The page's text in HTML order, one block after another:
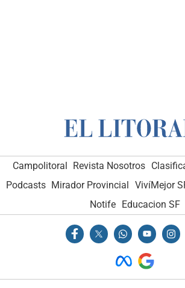
Campolitoral Revista Nosotros
Podcasts Mirador Provincial VivíMejor
Notife Educacion SF